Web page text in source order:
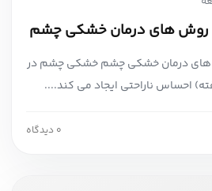
های درمان خشکی چشم
درمان خشکی چشم خشکی چشم در
احساس ناراحتی ایجاد می کند....
0 دیدگاه